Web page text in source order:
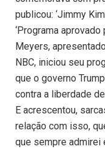
publicou: ‘Jimmy
‘Programa aprovado
Meyers,
NBC, iniciou seu
que o governo
contra a liberdade
E acrescentou,
relação com isso,
que sempre admirei